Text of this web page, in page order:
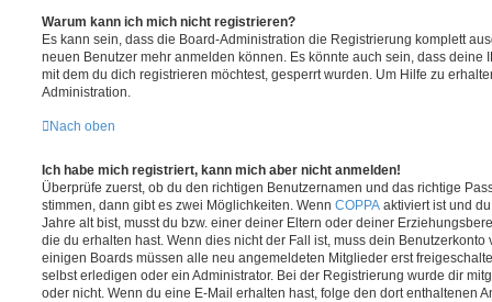
Warum kann ich mich nicht registrieren?
Es kann sein, dass die Board-Administration die Registrierung komplett
neuen Benutzer mehr anmelden können. Es könnte auch sein, dass deine
mit dem du dich registrieren möchtest, gesperrt wurden. Um Hilfe zu
Administration.
Nach oben
Ich habe mich registriert, kann mich aber nicht anmelden!
Überprüfe zuerst, ob du den richtigen Benutzernamen und das richtige
stimmen, dann gibt es zwei Möglichkeiten. Wenn COPPA aktiviert ist und
Jahre alt bist, musst du bzw. einer deiner Eltern oder deiner
die du erhalten hast. Wenn dies nicht der Fall ist, muss dein
einigen Boards müssen alle neu angemeldeten Mitglieder erst
selbst erledigen oder ein Administrator. Bei der Registrierung wurde dir
oder nicht. Wenn du eine E-Mail erhalten hast, folge den dort enthaltenen